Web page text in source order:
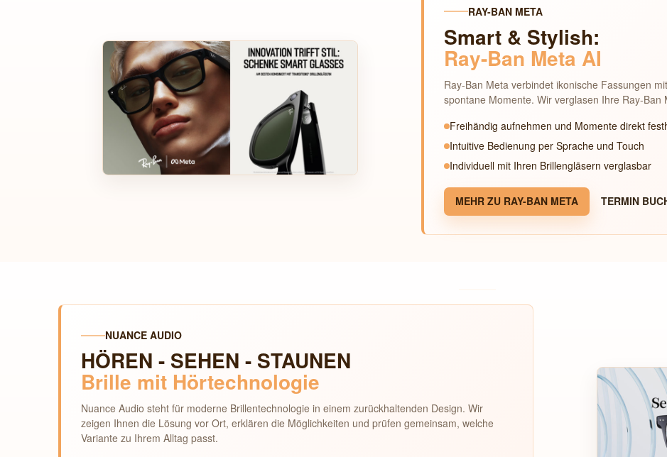
RAY-BAN META
Smart & Stylish:
Ray-Ban Meta AI
Ray-Ban Meta verbindet ikonische Fassungen
spontane Momente. Wir verglasen Ihre Ray-
Freihändig aufnehmen und Momente direkt
Intuitive Bedienung per Sprache und Touch
Individuell mit Ihren Brillengläsern verglasbar
MEHR ZU RAY-BAN META TERMIN
NUANCE AUDIO
HÖREN - SEHEN - STAUNEN
Brille mit Hörtechnologie
Nuance Audio steht für moderne Brillentechnologie in einem zurückhaltenden Design. Wir
zeigen Ihnen die Lösung vor Ort, erklären die Möglichkeiten und prüfen gemeinsam, welche
Variante zu Ihrem Alltag passt.